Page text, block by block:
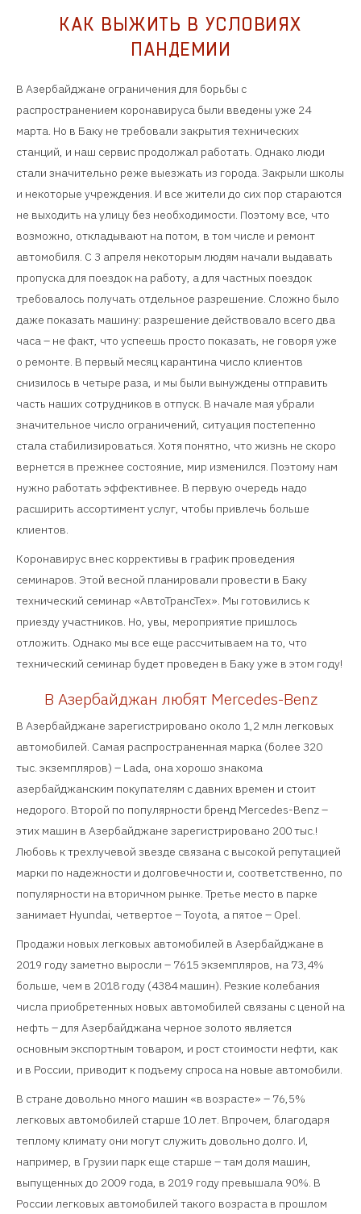
КАК ВЫЖИТЬ В УСЛОВИЯХ
ПАНДЕМИИ
В Азербайджане ограничения для борьбы с
распространением коронавируса были введены уже 24
марта. Но в Баку не требовали закрытия технических
станций, и наш сервис продолжал работать. Однако люди
стали значительно реже выезжать из города. Закрыли школы
и некоторые учреждения. И все жители до сих пор стараются
не выходить на улицу без необходимости. Поэтому все, что
возможно, откладывают на потом, в том числе и ремонт
автомобиля. С 3 апреля некоторым людям начали выдавать
пропуска для поездок на работу, а для частных поездок
требовалось получать отдельное разрешение. Сложно было
даже показать машину: разрешение действовало всего два
часа – не факт, что успеешь просто показать, не говоря уже
о ремонте. В первый месяц карантина число клиентов
снизилось в четыре раза, и мы были вынуждены отправить
часть наших сотрудников в отпуск. В начале мая убрали
значительное число ограничений, ситуация постепенно
стала стабилизироваться. Хотя понятно, что жизнь не скоро
вернется в прежнее состояние, мир изменился. Поэтому нам
нужно работать эффективнее. В первую очередь надо
расширить ассортимент услуг, чтобы привлечь больше
клиентов.
Коронавирус внес коррективы в график проведения
семинаров. Этой весной планировали провести в Баку
технический семинар «АвтоТрансТех». Мы готовились к
приезду участников. Но, увы, мероприятие пришлось
отложить. Однако мы все еще рассчитываем на то, что
технический семинар будет проведен в Баку уже в этом году!
В Азербайджан любят Mercedes-Benz
В Азербайджане зарегистрировано около 1,2 млн легковых
автомобилей. Самая распространенная марка (более 320
тыс. экземпляров) – Lada, она хорошо знакома
азербайджанским покупателям с давних времен и стоит
недорого. Второй по популярности бренд Mercedes-Benz –
этих машин в Азербайджане зарегистрировано 200 тыс.!
Любовь к трехлучевой звезде связана с высокой репутацией
марки по надежности и долговечности и, соответственно, по
популярности на вторичном рынке. Третье место в парке
занимает Hyundai, четвертое – Toyota, а пятое – Opel.
Продажи новых легковых автомобилей в Азербайджане в
2019 году заметно выросли – 7615 экземпляров, на 73,4%
больше, чем в 2018 году (4384 машин). Резкие колебания
числа приобретенных новых автомобилей связаны с ценой на
нефть – для Азербайджана черное золото является
основным экспортным товаром, и рост стоимости нефти, как
и в России, приводит к подъему спроса на новые автомобили.
В стране довольно много машин «в возрасте» – 76,5%
легковых автомобилей старше 10 лет. Впрочем, благодаря
теплому климату они могут служить довольно долго. И,
например, в Грузии парк еще старше – там доля машин,
выпущенных до 2009 года, в 2019 году превышала 90%. В
России легковых автомобилей такого возраста в прошлом